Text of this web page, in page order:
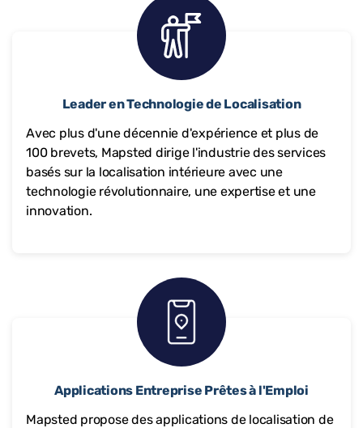
Leader en Technologie de Localisation
Avec plus d'une décennie d'expérience et plus de
100 brevets, Mapsted dirige l'industrie des services
basés sur la localisation intérieure avec une
technologie révolutionnaire, une expertise et une
innovation.
Applications Entreprise Prêtes à l'Emploi
Mapsted propose des applications de localisation de